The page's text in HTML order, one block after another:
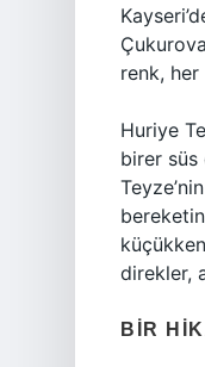
renk, her
Huriye
birer süs
direkler,
BIR